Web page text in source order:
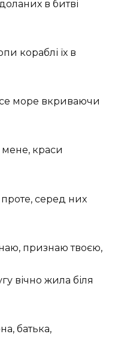
в битві
кораблі їх в
море вкриваючи
мене, краси
серед них
признаю твоєю,
вічно жила біля
батька,